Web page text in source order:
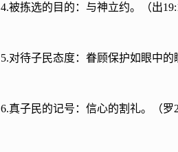
4.被拣选的目的：与神立约。（出
5.对待子民态度：眷顾保护如眼中的
6.真子民的记号：信心的割礼。（罗